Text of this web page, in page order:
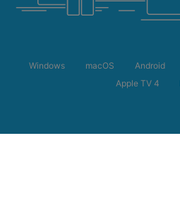
Windows macOS Android
Apple TV 4